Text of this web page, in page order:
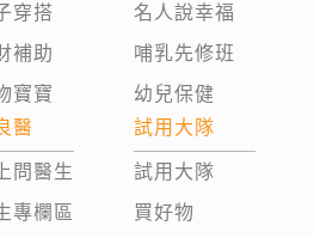
穿搭
補助
寶寶
醫
問醫生
專欄區
名人說幸福
哺乳先修班
幼兒保健
試用大隊
試用大隊
買好物